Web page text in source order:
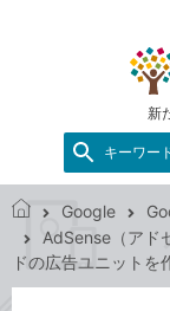
新
キーワー
で
き
Google
AdSense（アド
ドの広告ユニットを